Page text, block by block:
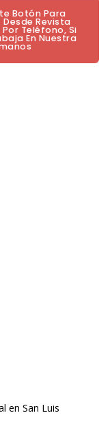
Botón Para
Desde Revista
Por Teléfono, Si
En Nuestra
en San Luis